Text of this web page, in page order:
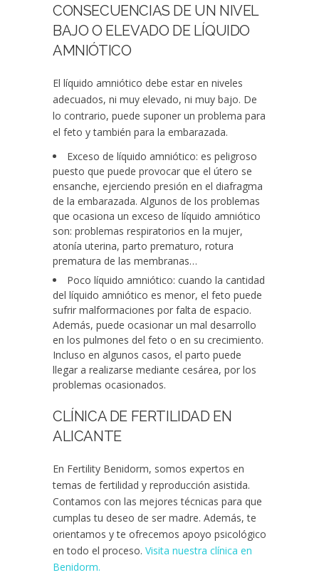
CONSECUENCIAS DE UN NIVEL
BAJO O ELEVADO DE LÍQUIDO
AMNIÓTICO
El líquido amniótico debe estar en niveles
adecuados, ni muy elevado, ni muy bajo. De
lo contrario, puede suponer un problema para
el feto y también para la embarazada.
Exceso de líquido amniótico: es peligroso
puesto que puede provocar que el útero se
ensanche, ejerciendo presión en el diafragma
de la embarazada. Algunos de los problemas
que ocasiona un exceso de líquido amniótico
son: problemas respiratorios en la mujer,
atonía uterina, parto prematuro, rotura
prematura de las membranas…
Poco líquido amniótico: cuando la cantidad
del líquido amniótico es menor, el feto puede
sufrir malformaciones por falta de espacio.
Además, puede ocasionar un mal desarrollo
en los pulmones del feto o en su crecimiento.
Incluso en algunos casos, el parto puede
llegar a realizarse mediante cesárea, por los
problemas ocasionados.
CLÍNICA DE FERTILIDAD EN
ALICANTE
En Fertility Benidorm, somos expertos en
temas de fertilidad y reproducción asistida.
Contamos con las mejores técnicas para que
cumplas tu deseo de ser madre. Además, te
orientamos y te ofrecemos apoyo psicológico
en todo el proceso. Visita nuestra clínica en
Benidorm.